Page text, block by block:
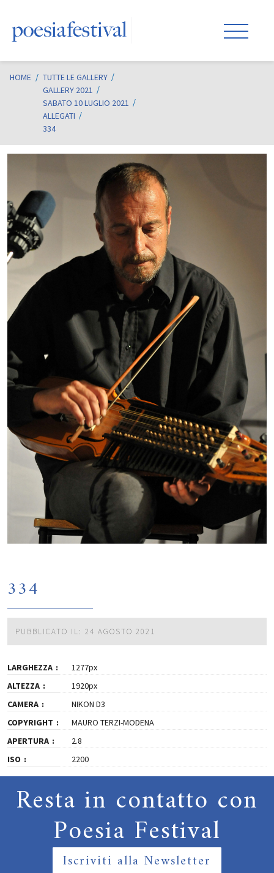
HOME / TUTTE LE GALLERY
GALLERY 2021
SABATO 10 LUGLIO 2021
ALLEGATI
334
334
PUBBLICATO IL: 24 AGOSTO 2021
LARGHEZZA
1277px
ALTEZZA
1920px
CAMERA
NIKON D3
COPYRIGHT
MAURO TERZI-MODENA
APERTURA
2.8
ISO
2200
Resta in contatto con
Poesia Festival
Iscriviti alla Newsletter